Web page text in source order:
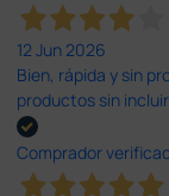
12 Jun 2026
Bien, rápida y sin
productos sin
Comprador